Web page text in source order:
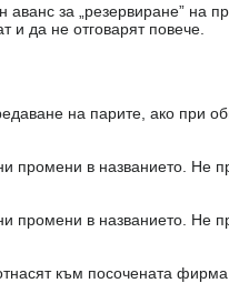
за „резервиране” на
и да не отговарят повече.
на парите, ако при
промени в названието. Не
промени в названието. Не
към посочената